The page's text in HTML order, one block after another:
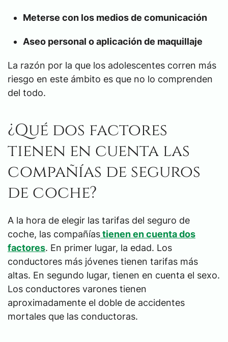
Meterse con los medios de comunicación
Aseo personal o aplicación de maquillaje
La razón por la que los adolescentes corren más
riesgo en este ámbito es que no lo comprenden
del todo.
¿Qué dos factores
tienen en cuenta las
compañías de seguros
de coche?
A la hora de elegir las tarifas del seguro de
coche, las compañíastienen en cuenta dos
factores. En primer lugar, la edad. Los
conductores más jóvenes tienen tarifas más
altas. En segundo lugar, tienen en cuenta el sexo.
Los conductores varones tienen
aproximadamente el doble de accidentes
mortales que las conductoras.